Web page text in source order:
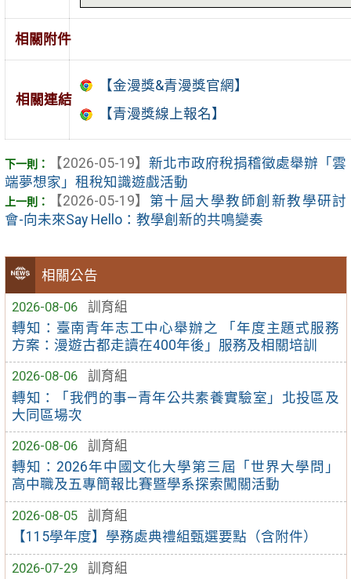
相關公告
2026-08-06
訓育組
轉知：臺南青年志工中心舉辦之 「年度主題式服務
方案：漫遊古都走讀在400年後」服務及相關培訓
2026-08-06
訓育組
轉知：「我們的事—青年公共素養實驗室」北投區及
大同區場次
2026-08-06
訓育組
轉知：2026年中國文化大學第三屆「世界大學問」
高中職及五專簡報比賽暨學系探索闖關活動
2026-08-05
訓育組
【115學年度】學務處典禮組甄選要點（含附件）
2026-07-29
訓育組
相關附件
相關連結
【金漫獎&青漫獎官網】
【青漫獎線上報名】
【2026-05-19】 新北市政府稅捐稽徵處舉辦「雲
端夢想家」租稅知識遊戲活動
【2026-05-19】
第十屆大學教師創新教學研討
會-向未來Say Hello：教學創新的共鳴變奏